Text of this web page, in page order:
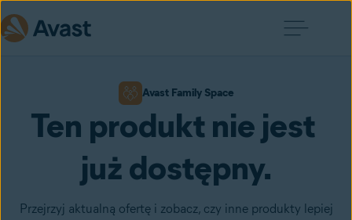
Avast Family Space
Ten produkt nie jest
już dostępny.
Przejrzyj aktualną ofertę i zobacz, czy inne produkty lepiej